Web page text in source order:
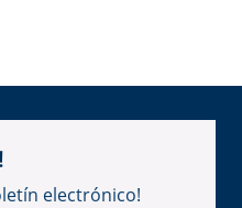
electrónico!